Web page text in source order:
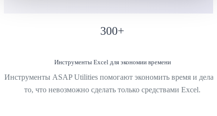
300+
Инструменты Excel для экономии времени
Инструменты ASAP Utilities помогают экономить время и
то, что невозможно сделать только средствами Excel.